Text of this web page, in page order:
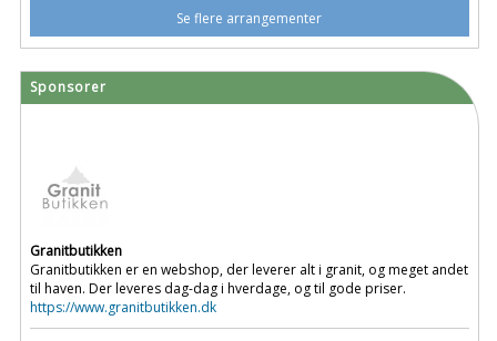
Se flere arrangementer
Sponsorer
Granitbutikken
Granitbutikken er en webshop, der leverer alt i granit, og meget andet
til haven. Der leveres dag-dag i hverdage, og til gode priser.
https://www.granitbutikken.dk